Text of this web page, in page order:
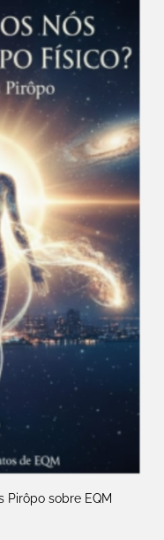
Pirôpo sobre EQM